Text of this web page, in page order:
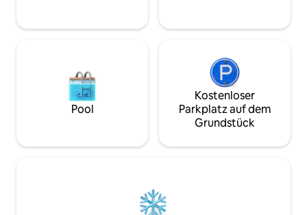
Kostenloser privater Auto-Service mit
eine Seltenheit in London! Ein tadellos
eingerichtetes und gepflegtes LUXUS-
APARTMENT. KOSTENLOSE
für Aufenthalte ab 7 Nächten, Rabatt für
Kaffeebar mit 16 verschiedenen
Nespresso-Brausorten und Dutzenden
Pool
Kostenloser
Parkplatz auf dem
Grundstück